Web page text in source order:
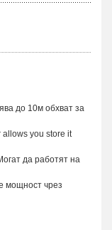
до 10м обхват за
you store it
да работят на
мощност чрез